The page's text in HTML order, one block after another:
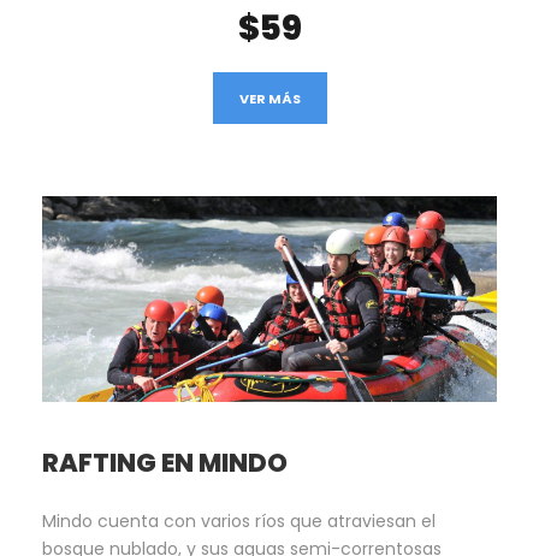
$59
VER MÁS
RAFTING EN MINDO
Mindo cuenta con varios ríos que atraviesan el
bosque nublado, y sus aguas semi-correntosas